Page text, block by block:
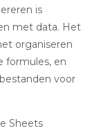
is
met data. Het
organiseren
formules, en
voor
Sheets